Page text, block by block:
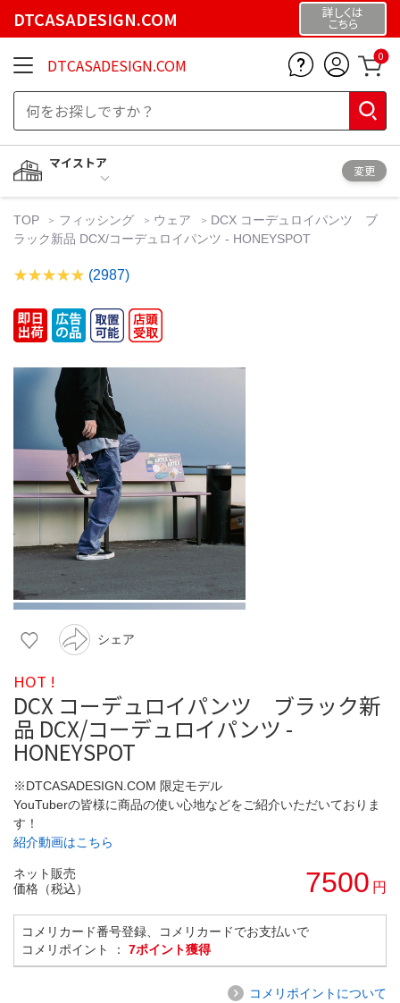
DTCASADESIGN.COM 詳しくは
こちら
DTCASADESIGN.COM 0
マイストア
変更
TOP フィッシング ウェア
DCX コーデュロイパンツ ブ
ラック新品 DCX/コーデュロイパンツ - HONEYSPOT
(2987)
シェア
HOT !
DCX コーデュロイパンツ ブラック新
品 DCX/コーデュロイパンツ -
HONEYSPOT
※DTCASADESIGN.COM 限定モデル
YouTuberの皆様に商品の使い心地などをご紹介いただいておりま
す！
紹介動画はこちら
ネット販売
価格（税込）
7500 円
コメリカード番号登録、コメリカードでお支払いで
コメリポイント ： 7ポイント獲得
コメリポイントについて